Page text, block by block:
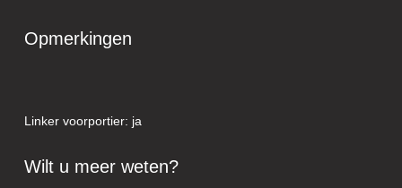
Opmerkingen
Linker voorportier: ja
Wilt u meer weten?